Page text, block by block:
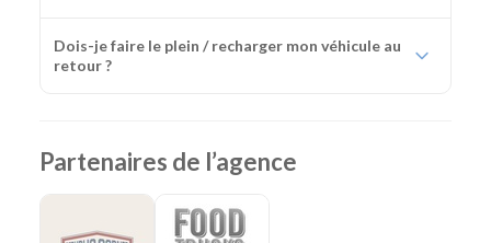
Dois-je faire le plein / recharger mon véhicule au
retour ?
Partenaires de l’agence